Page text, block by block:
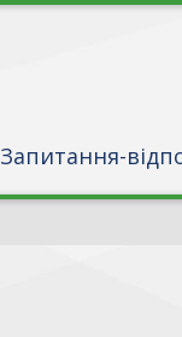
Запитання-